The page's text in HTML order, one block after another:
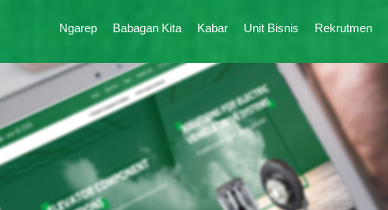
Ngarep Babagan Kita Kabar Unit Bisnis Rekrutmen